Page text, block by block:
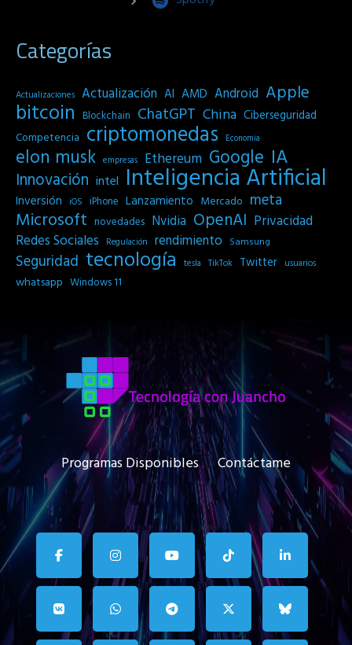
Categorías
Actualizaciones Actualización AI AMD Android Apple
bitcoin Blockchain ChatGPT China Ciberseguridad
Competencia criptomonedas Economia
elon musk empresas Ethereum Google IA
Innovación intel Inteligencia Artificial
Inversión iOS iPhone Lanzamiento Mercado meta
Microsoft novedades Nvidia OpenAI Privacidad
Redes Sociales
Regulación rendimiento Samsung
Seguridad tecnología tesla TikTok Twitter usuarios
whatsapp Windows 11
Programas Disponibles Contáctame